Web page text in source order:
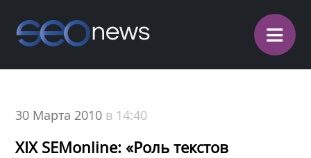
≡
30 Марта 2010 в 14:40
XIX SEMonline: «Роль текстов